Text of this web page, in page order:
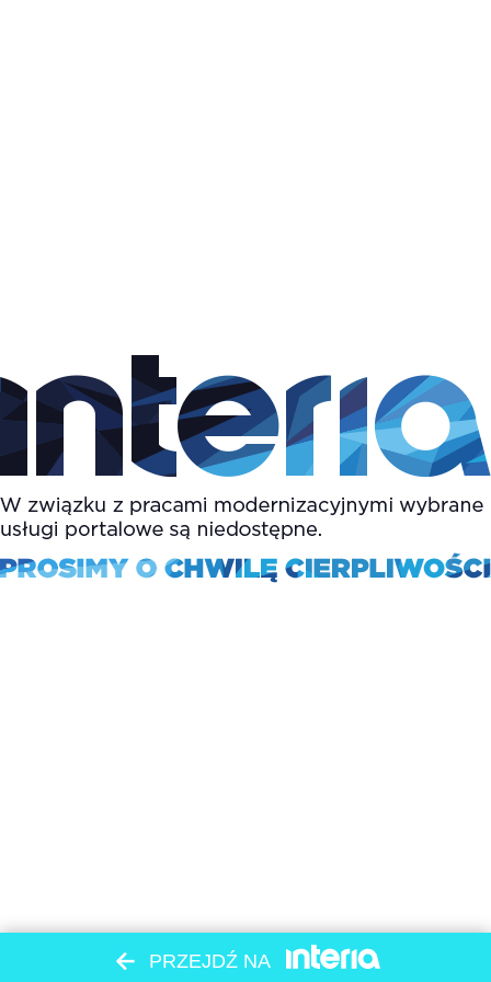
PRZEJDŹ NA